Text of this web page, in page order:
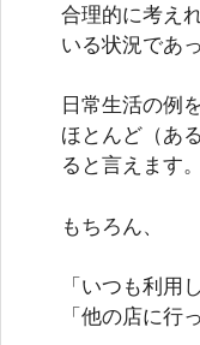
合理的に考え
いる状況であ
日常生活の例
ほとんど（あ
ると言えます。
もちろん、
「いつも利用
「他の店に行